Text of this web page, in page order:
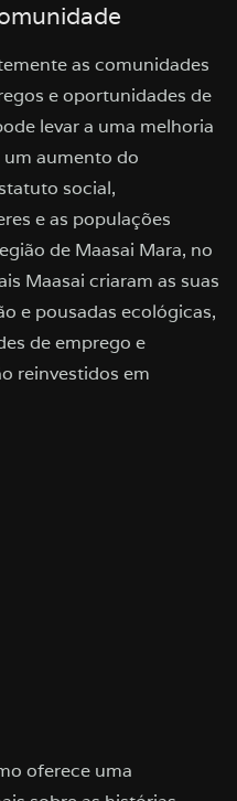
as comunidades
e oportunidades de
levar a uma melhoria
um aumento do
social,
e as populações
de Maasai Mara, no
Maasai criaram as suas
e pousadas ecológicas,
de emprego e
reinvestidos em
oferece uma